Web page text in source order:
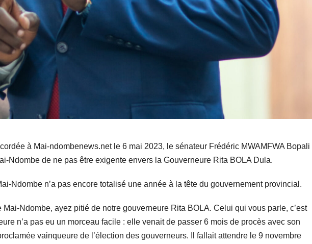
à Mai-ndombenews.net le 6 mai 2023, le sénateur Frédéric MWAMFWA Bopali
Ndombe de ne pas être exigente envers la Gouverneure Rita BOLA Dula.
Ndombe n’a pas encore totalisé une année à la tête du gouvernement provincial.
Ndombe, ayez pitié de notre gouverneure Rita BOLA. Celui qui vous parle, c’est
n’a pas eu un morceau facile : elle venait de passer 6 mois de procès avec son
vainqueure de l’élection des gouverneurs. Il fallait attendre le 9 novembre